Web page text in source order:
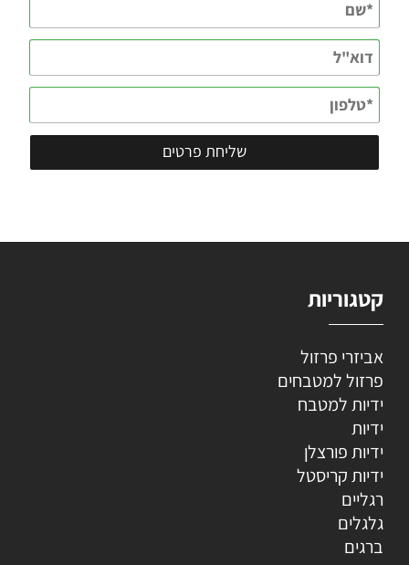
קטגוריות
אביזרי פרזול
פרזול למטבחים
ידיות למטבח
ידיות
ידיות פורצלן
ידיות קריסטל
רגליים
גלגלים
ברגים